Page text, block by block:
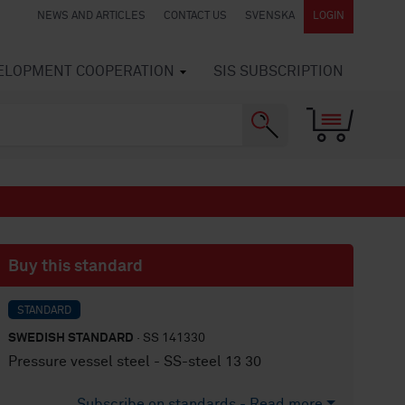
NEWS AND ARTICLES CONTACT US SVENSKA LOGIN
COOPERATION SIS SUBSCRIPTION
Buy this standard
STANDARD
SWEDISH STANDARD · SS 141330
Pressure vessel steel - SS-steel 13 30